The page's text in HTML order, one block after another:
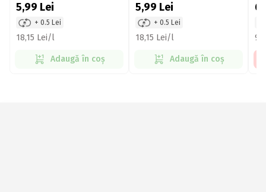
zahăr adăugat, doză
330ml
5,99 Lei
+ 0.5 Lei
18,15 Lei/l
Adaugă în coș
fără zahăr adăugat, doză
330ml
5,99 Lei
+ 0.5 Lei
18,15 Lei/l
Adaugă în coș